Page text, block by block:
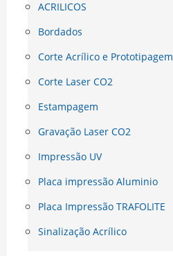
ACRILICOS
Bordados
Corte Acrílico e Prototipagem
Corte Laser CO2
Estampagem
Gravação Laser CO2
Impressão UV
Placa impressão Aluminio
Placa Impressão TRAFOLITE
Sinalização Acrílico